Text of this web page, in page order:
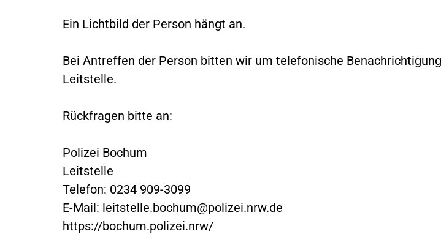
Ein Lichtbild der Person hängt an.
Bei Antreffen der Person bitten wir um telefonische
Leitstelle.
Rückfragen bitte an:
Polizei Bochum
Leitstelle
Telefon: 0234 909-3099
E-Mail: leitstelle.bochum@polizei.nrw.de
https://bochum.polizei.nrw/